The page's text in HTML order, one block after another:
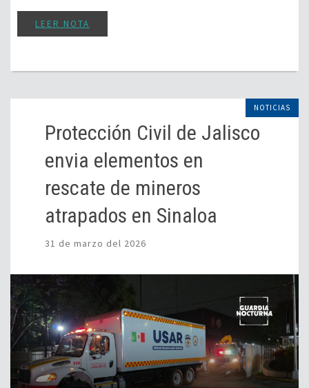
LEER NOTA
NOTICIAS
Protección Civil de Jalisco
envia elementos en
rescate de mineros
atrapados en Sinaloa
31 de marzo del 2026